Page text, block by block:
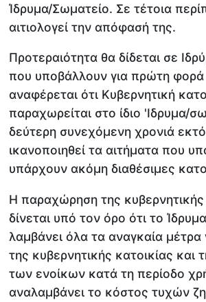
Ίδρυμα/Σωματείο. Σε τέτοια
αιτιολογεί την απόφασή της.
Προτεραιότητα θα δίδεται σε
που υποβάλλουν για πρώτη φορά
αναφέρεται ότι Κυβερνητική
παραχωρείται στο ίδιο 'Ιδρυμα/
δεύτερη συνεχόμενη χρονιά
ικανοποιηθεί τα αιτήματα που
υπάρχουν ακόμη διαθέσιμες
Η παραχώρηση της κυβερνητικής
δίνεται υπό τον όρο ότι το
λαμβάνει όλα τα αναγκαία μέτρα
της κυβερνητικής κατοικίας και
των ενοίκων κατά τη περίοδο
αναλαμβάνει το κόστος τυχών